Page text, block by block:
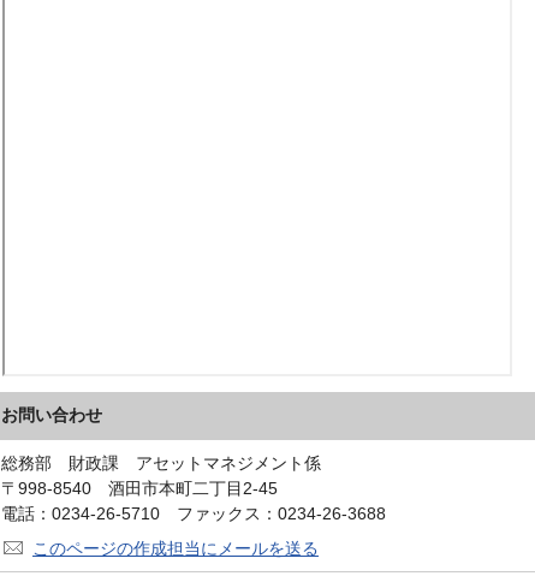
お問い合わせ
総務部 財政課 アセットマネジメント係
〒998-8540 酒田市本町二丁目2-45
電話：0234-26-5710 ファックス：0234-26-3688
このページの作成担当にメールを送る